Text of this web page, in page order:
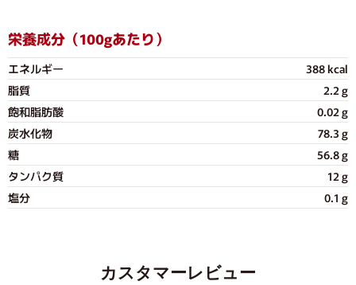
栄養成分（100gあたり）
エネルギー
388 kcal
脂質
2.2 g
飽和脂肪酸
0.02 g
炭水化物
78.3 g
糖
56.8 g
タンパク質
12 g
塩分
0.1 g
カスタマーレビュー